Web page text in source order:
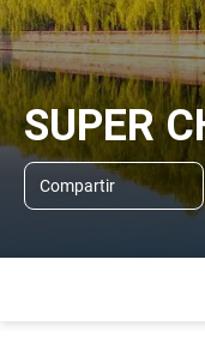
SUPER
Compartir